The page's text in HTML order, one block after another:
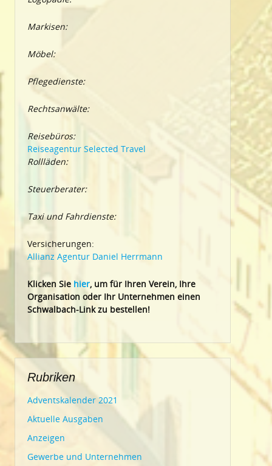
Markisen:
Möbel:
Pflegedienste:
Rechtsanwälte:
Reisebüros:
Reiseagentur Selected Travel
Rollläden:
Steuerberater:
Taxi und Fahrdienste:
Versicherungen:
Allianz Agentur Daniel Herrmann
Klicken Sie hier, um für Ihren Verein, Ihre
Organisation oder Ihr Unternehmen einen
Schwalbach-Link zu bestellen!
Rubriken
Adventskalender 2021
Aktuelle Ausgaben
Anzeigen
Gewerbe und Unternehmen